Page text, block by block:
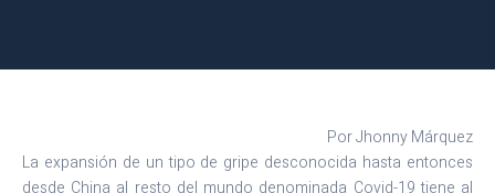
Por Jhonny Márquez
La expansión de un tipo de gripe desconocida hasta entonces
desde China al resto del mundo denominada Covid-19 tiene al